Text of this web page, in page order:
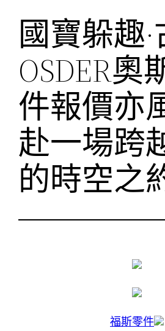
國寶躲趣
OSDER奧
件報價亦
赴一場跨
的時空之
福斯零件